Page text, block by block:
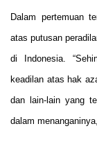
Dalam pertemuan
atas putusan
di Indonesia.
keadilan atas hak
dan lain-lain yang
dalam